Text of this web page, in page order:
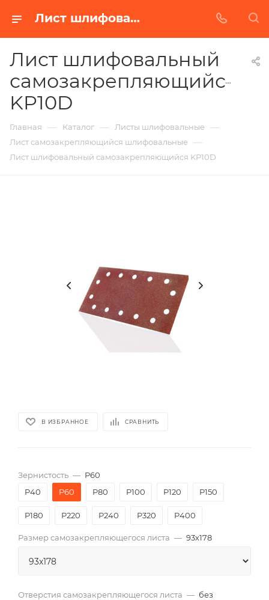
Лист шлифовальный самозакрепляющийся KP10D в Белгороде | Купить по недорогой цене от Абразивного Завода
Лист шлифовальный
самозакрепляющийся
KP10D
Главная — Каталог — Листы шлифовальные —
Лист самозакрепляющийся шлифовальные —
Лист шлифовальный самозакрепляющийся KP10D
В ИЗБРАННОЕ СРАВНИТЬ
Зернистость — P60
P40
P60 P80 P100 P120 P150
P180 P220 P240 P320 P400
Размер самозакрепляющегося листа — 93х178
Отверстия самозакрепляющегося листа — без